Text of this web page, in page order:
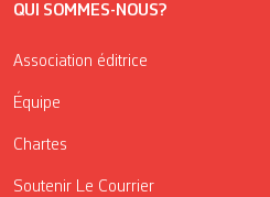
QUI SOMMES-NOUS?
Association éditrice
Équipe
Chartes
Soutenir Le Courrier